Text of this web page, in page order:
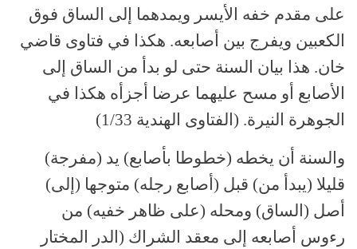
على مقدم خفه الأيسر ويمدهما إلى الساق فوق
الكعبين ويفرج بين أصابعه. هكذا في فتاوى قاضي
خان. هذا بيان السنة حتى لو بدأ من الساق إلى
الأصابع أو مسح عليهما عرضا أجزأه هكذا في
الجوهرة النيرة. (الفتاوى الهندية 1/33)
والسنة أن يخطه (خطوطا بأصابع) يد (مفرجة)
قليلا (يبدأ من) قبل (أصابع رجله) متوجها (إلى)
أصل (الساق) ومحله (على ظاهر خفيه) من
رءوس أصابعه إلى معقد الشراك (الدر المختار